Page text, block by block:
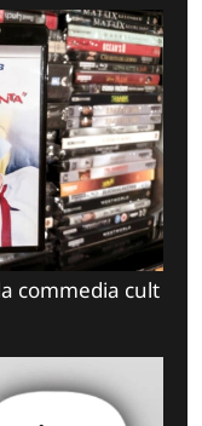
commedia cult